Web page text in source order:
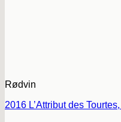
Rødvin
2016 L’Attribut des